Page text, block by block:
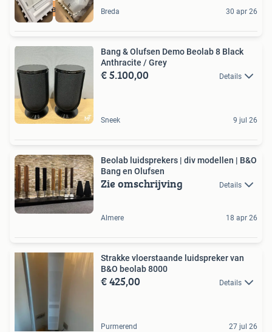
Nieuwstaat in doos Breda 30 apr 26
Bang & Olufsen Demo Beolab 8 Black
Anthracite / Grey
€ 5.100,00 Details
Sneek 9 jul 26
Beolab luidsprekers | div modellen | B&O
Bang en Olufsen
Zie omschrijving Details
Almere 18 apr 26
Strakke vloerstaande luidspreker van
B&O beolab 8000
€ 425,00 Details
Purmerend 27 jul 26